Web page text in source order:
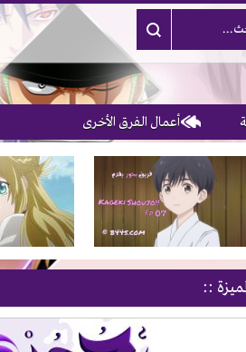
أعمال الفرق الأخرى
::